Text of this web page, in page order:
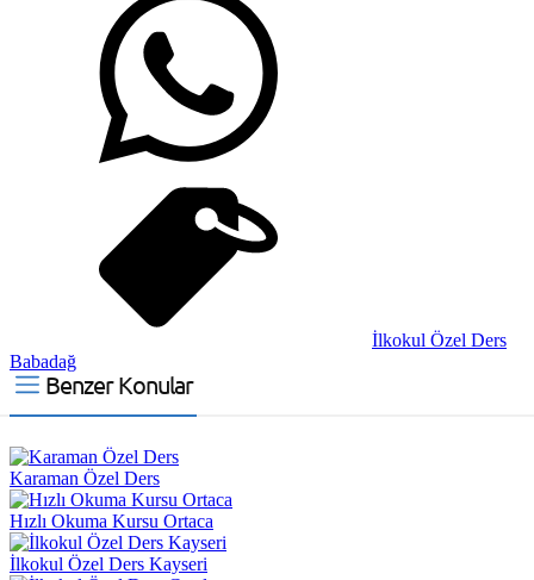
İlkokul Özel Ders
Babadağ
Benzer Konular
Karaman Özel Ders
Hızlı Okuma Kursu Ortaca
İlkokul Özel Ders Kayseri